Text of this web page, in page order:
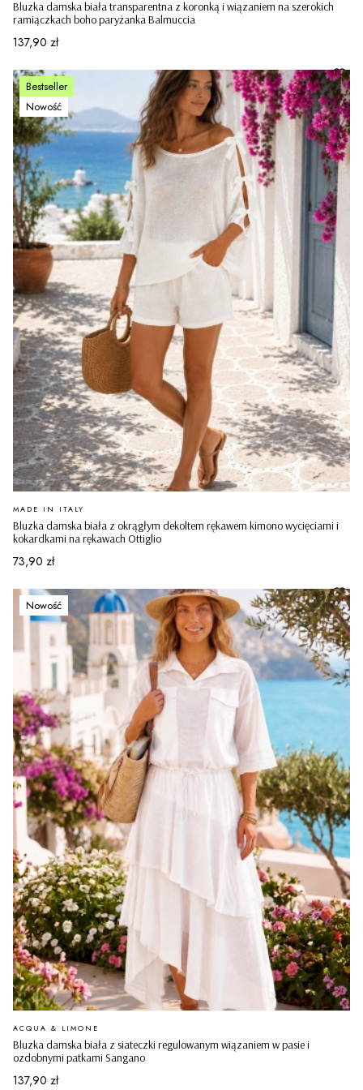
Bluzka damska biała transparentna z koronką i wiązaniem na szerokich
ramiączkach boho paryżanka Balmuccia
Cena
137,90 zł
Bestseller
Nowość
Bluzka damska biała z okrągłym dekoltem rękawem kimono wycięciami i
kokardkami na rękawach Ottiglio
PRODUCENT
MADE IN ITALY
Cena
73,90 zł
Nowość
Bluzka damska biała z siateczki regulowanym wiązaniem w pasie i
ozdobnymi patkami Sangano
PRODUCENT
ACQUA & LIMONE
Cena
137,90 zł